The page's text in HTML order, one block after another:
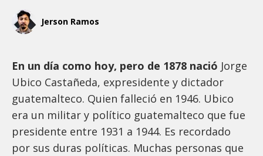
Jerson Ramos
En un día como hoy, pero de 1878 nació Jorge
Ubico Castañeda, expresidente y dictador
guatemalteco. Quien falleció en 1946. Ubico
era un militar y político guatemalteco que fue
presidente entre 1931 a 1944. Es recordado
por sus duras políticas. Muchas personas que